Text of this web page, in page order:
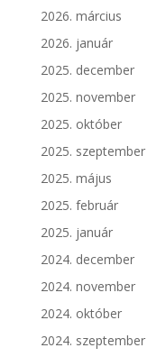
2026. március
2026. január
2025. december
2025. november
2025. október
2025. szeptember
2025. május
2025. február
2025. január
2024. december
2024. november
2024. október
2024. szeptember